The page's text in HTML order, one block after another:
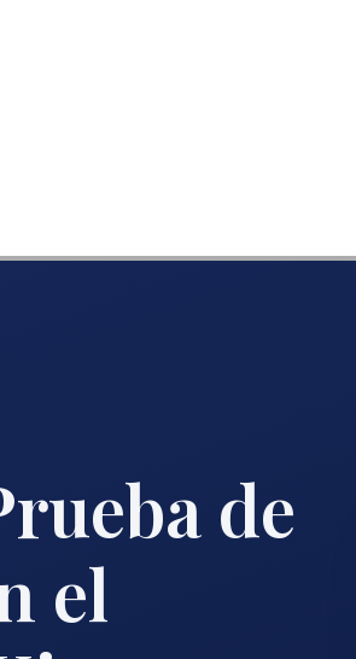
de
el